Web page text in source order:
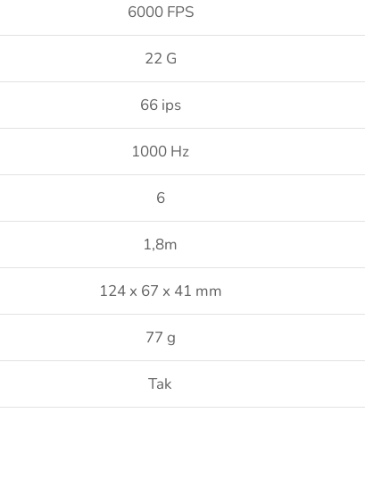
6000 FPS
22 G
66 ips
1000 Hz
6
1,8m
124 x 67 x 41 mm
77 g
Tak